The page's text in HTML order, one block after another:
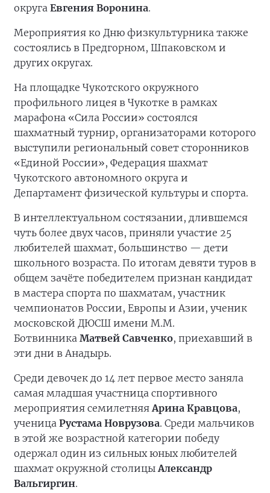
округа Евгения Воронина.
Мероприятия ко Дню физкультурника также
состоялись в Предгорном, Шпаковском и
других округах.
На площадке Чукотского окружного
профильного лицея в Чукотке в рамках
марафона «Сила России» состоялся
шахматный турнир, организаторами которого
выступили региональный совет сторонников
«Единой России», Федерация шахмат
Чукотского автономного округа и
Департамент физической культуры и спорта.
В интеллектуальном состязании, длившемся
чуть более двух часов, приняли участие 25
любителей шахмат, большинство — дети
школьного возраста. По итогам девяти туров в
общем зачёте победителем признан кандидат
в мастера спорта по шахматам, участник
чемпионатов России, Европы и Азии, ученик
московской ДЮСШ имени М.М.
Ботвинника Матвей Савченко, приехавший в
эти дни в Анадырь.
Среди девочек до 14 лет первое место заняла
самая младшая участница спортивного
мероприятия семилетняяАрина Кравцова,
ученица Рустама Новрузова. Среди мальчиков
в этой же возрастной категории победу
одержал один из сильных юных любителей
шахмат окружной столицыАлександр
Вальгиргин.